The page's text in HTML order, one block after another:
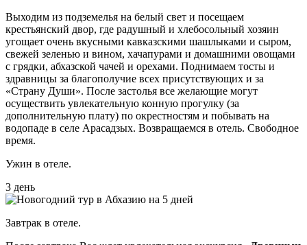
Выходим из подземелья на белый свет и посещаем
крестьянский двор, где радушный и хлебосольный хозяин
угощает очень вкусными кавказскими шашлыками и сыром,
свежей зеленью и вином, хачапурами и домашними овощами
с грядки, абхазской чачей и орехами. Поднимаем тосты и
здравницы за благополучие всех присутствующих и за
«Страну Души». После застолья все желающие могут
осуществить увлекательную конную прогулку (за
дополнительную плату) по окрестностям и побывать на
водопаде в селе Арасадзых. Возвращаемся в отель. Свободное
время.
Ужин в отеле.
3 день
Завтрак в отеле.